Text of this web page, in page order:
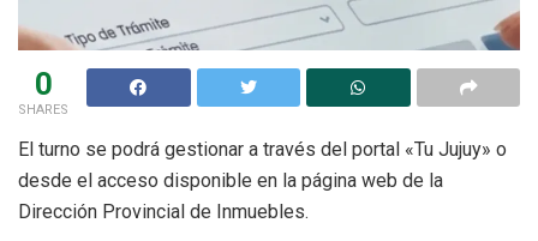
0
SHARES
El turno se podrá gestionar a través del portal «Tu Jujuy» o
desde el acceso disponible en la página web de la
Dirección Provincial de Inmuebles.